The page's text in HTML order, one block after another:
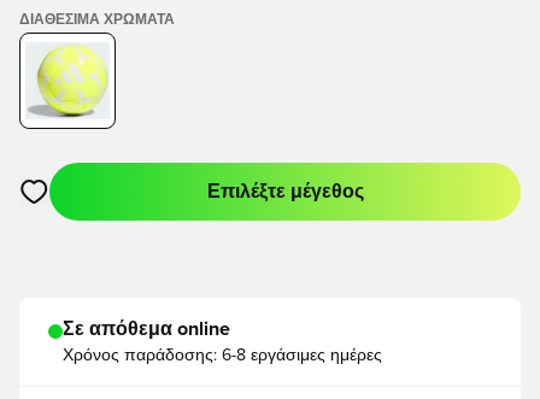
ΔΙΑΘΈΣΙΜΑ ΧΡΏΜΑΤΑ
Ανοίγει ένα Modal για να συνδεθείτε ή να εγγραφείτε ως
Επιλέξτε μέγεθος
Σε απόθεμα online
Χρόνος παράδοσης: 6-8 εργάσιμες ημέρες